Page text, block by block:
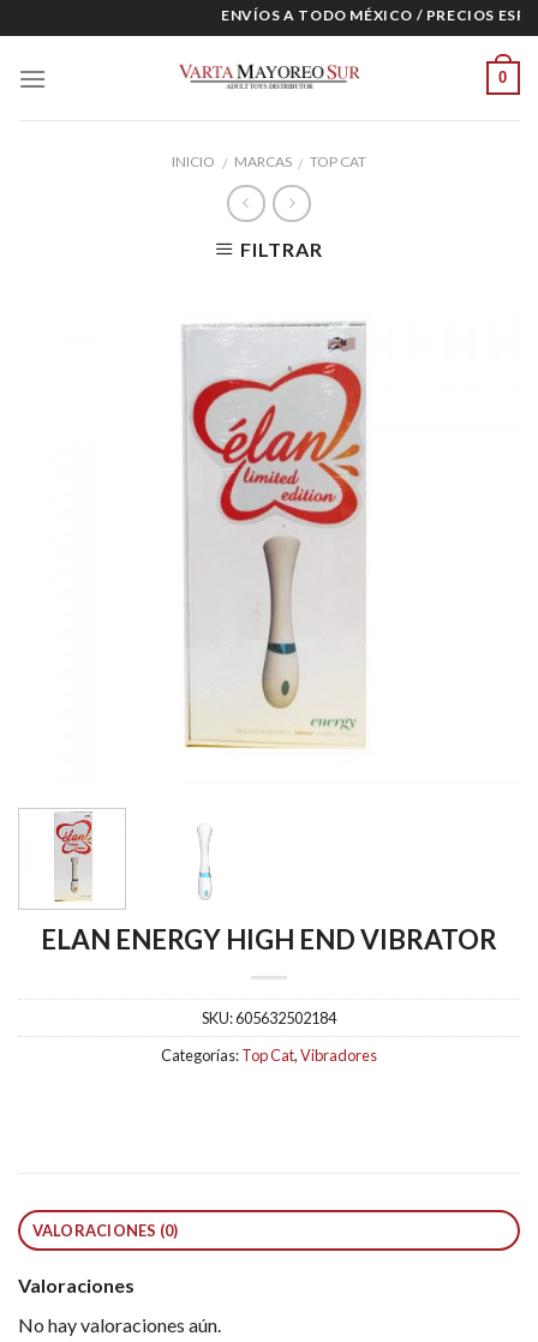
to
content
ENVÍOS A TODO MÉXICO / PRECIOS
0
INICIO / MARCAS / TOP CAT
FILTRAR
ELAN ENERGY HIGH END VIBRATOR
SKU:605632502184
Categorías:Top Cat,Vibradores
VALORACIONES (0)
Valoraciones
No hay valoraciones aún.